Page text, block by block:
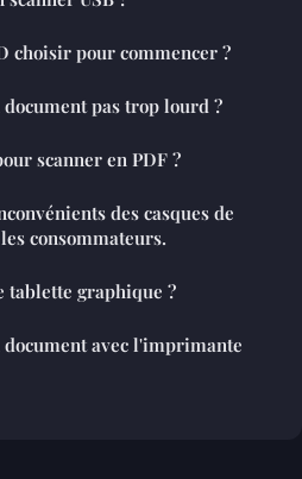
choisir pour commencer ?
pas trop lourd ?
scanner en PDF ?
des casques de
consommateurs.
graphique ?
avec l'imprimante